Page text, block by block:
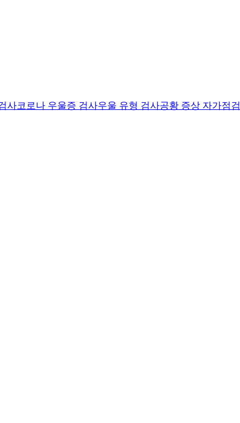
사코로나 우울증 검사우울 유형 검사공황 증상 자가점검